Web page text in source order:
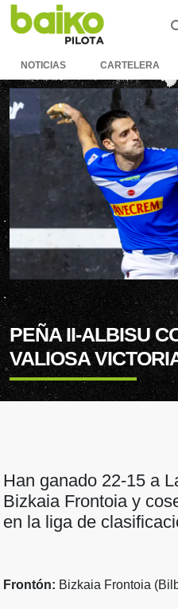
NOTICIAS CARTELERA
PEÑA II-ALBISU
VALIOSA
Han ganado 22-15 a
Bizkaia Frontoia y
en la liga de
Frontón: Bizkaia Frontoia